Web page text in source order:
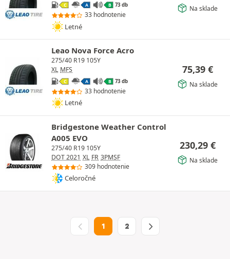
C A B 73 db
33 hodnotenie
Letné
Na sklade
Leao Nova Force Acro
275/40 R19 105Y
XL MFS
C A B 73 db
33 hodnotenie
Letné
75,39 €
Na sklade
Bridgestone Weather Control
A005 EVO
275/40 R19 105Y
DOT 2021 XL FR 3PMSF
309 hodnotenie
Celoročné
230,29 €
Na sklade
1 2